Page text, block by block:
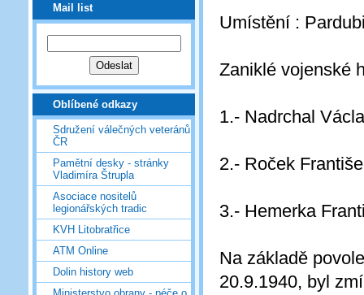
Mail list
Oblíbené odkazy
Sdružení válečných veteránů
ČR
Pamětní desky - stránky
Vladimíra Štrupla
Asociace nositelů
legionářských tradic
KVH Litobratřice
ATM Online
Dolin history web
Umístění :
Zaniklé vojenské
1.- Nadrchal
2.- Roček
3.- Hemerka
Na základě
20.9.1940, byl